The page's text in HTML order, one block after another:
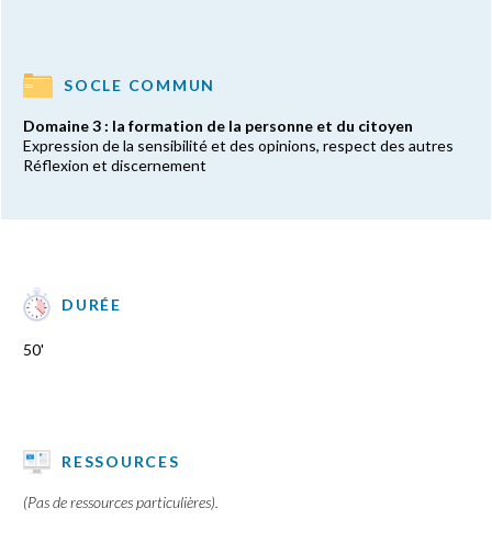
SOCLE COMMUN
Domaine 3 : la formation de la personne et du citoyen
Expression de la sensibilité et des opinions, respect des autres
Réflexion et discernement
DURÉE
50'
RESSOURCES
(Pas de ressources particulières).